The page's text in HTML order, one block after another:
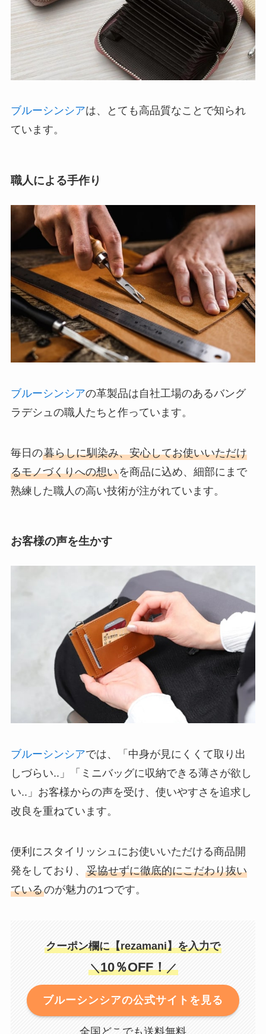
ブルーシンシアは、とても高品質なことで知られ
ています。
職人による手作り
ブルーシンシアの革製品は自社工場のあるバング
ラデシュの職人たちと作っています。
毎日の暮らしに馴染み、安心してお使いいただけ
るモノづくりへの想いを商品に込め、細部にまで
熟練した職人の高い技術が注がれています。
お客様の声を生かす
ブルーシンシアでは、「中身が見にくくて取り出
しづらい..」「ミニバッグに収納できる薄さが欲し
い..」お客様からの声を受け、使いやすさを追求し
改良を重ねています。
便利にスタイリッシュにお使いいただける商品開
発をしており、 妥協せずに徹底的にこだわり抜い
ているのが魅力の1つです。
クーポン欄に【rezamani】を入力で
＼10％OFF！／
ブルーシンシアの公式サイトを見る
全国どこでも送料無料